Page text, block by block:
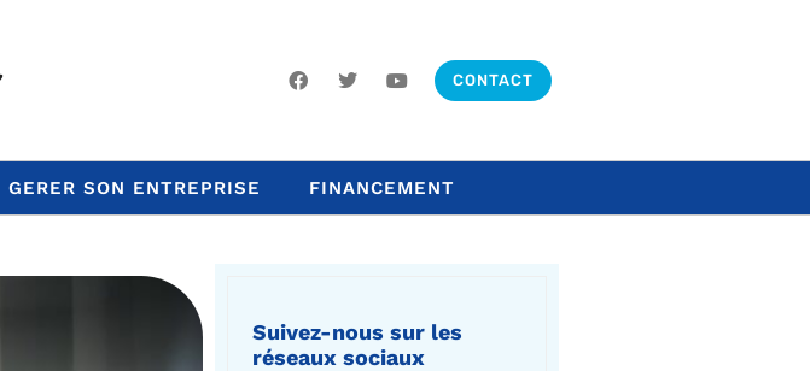
CONTACT
GERER SON ENTREPRISE FINANCEMENT
Suivez-nous sur les
réseaux sociaux